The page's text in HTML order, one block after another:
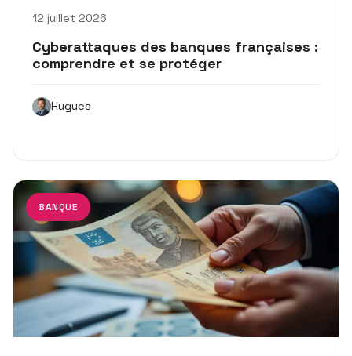
12 juillet 2026
Cyberattaques des banques françaises :
comprendre et se protéger
Hugues
BANQUE